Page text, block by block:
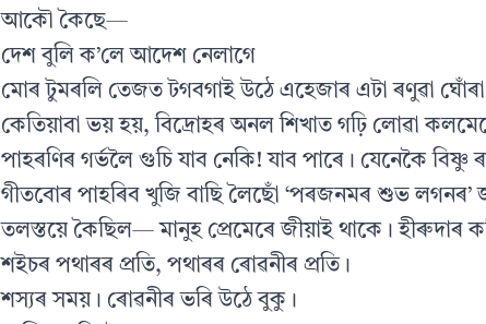
আকৌ কৈছে—
দেশ বুলি ক’লে আদেশ নেলাগে
মোৰ টুমৰলি তেজত টগবগাই উঠে এহেজাৰ এটা ৰণুৱা
কেতিয়াবা ভয় হয়, বিদ্ৰোহৰ অনল শিখাত গঢ়ি লোৱা
পাহৰণিৰ গৰ্ভলৈ গুচি যাব নেকি! যাব পাৰে। যেনেকৈ বিষ্ণু
গীতবোৰ পাহৰিব খুজি বাছি লৈছোঁ ‘পৰজনমৰ শুভ লগনৰ’
তলস্তয়ে কৈছিল— মানুহ প্ৰেমেৰে জীয়াই থাকে। হীৰুদাৰ
শইচৰ পথাৰৰ প্ৰতি, পথাৰৰ ৰোৱনীৰ প্ৰতি।
শস্যৰ সময়। ৰোৱনীৰ ভৰি উঠে বুকু।